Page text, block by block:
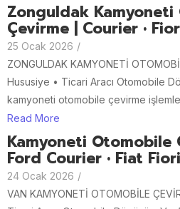
Zonguldak
Çevirme | Courier •
25 Ocak 2026 /
ZONGULDAK KAMYONETİ
Hususiye • Ticari Aracı Otomobile
kamyoneti otomobile çevirme
Read More
Kamyoneti Otomobile
Ford Courier • Fiat
24 Ocak 2026 /
VAN KAMYONETİ OTOMOBİLE